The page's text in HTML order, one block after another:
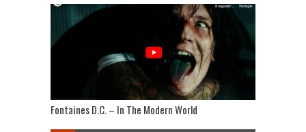
Fontaines D.C. – In The Modern World